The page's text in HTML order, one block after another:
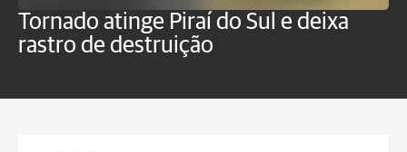
Tornado atinge Piraí do Sul e deixa
rastro de destruição